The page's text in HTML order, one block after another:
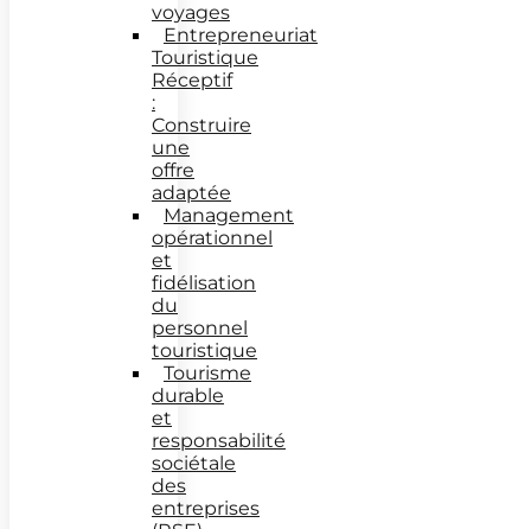
voyages
Entrepreneuriat
Touristique
Réceptif
:
Construire
une
offre
adaptée
Management
opérationnel
et
fidélisation
du
personnel
touristique
Tourisme
durable
et
responsabilité
sociétale
des
entreprises